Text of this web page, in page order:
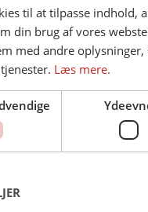
FREDAG
09.
til at tilpasse indhold,
din brug af vores
med andre
Læs mere.